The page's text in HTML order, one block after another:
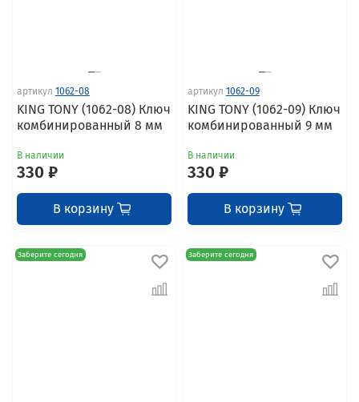
артикул 1062-08
KING TONY (1062-08) Ключ
комбинированный 8 мм
В наличии
330 ₽
В корзину
артикул 1062-09
KING TONY (1062-09) Ключ
комбинированный 9 мм
В наличии
330 ₽
В корзину
Заберите сегодня Заберите сегодня